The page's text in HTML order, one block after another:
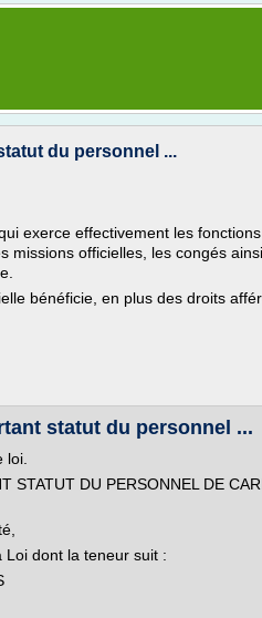
du personnel ...
exerce effectivement les
missions officielles, les congés
bénéficie, en plus des droits
statut du personnel ...
loi.
STATUT DU PERSONNEL DE
Loi dont la teneur suit :